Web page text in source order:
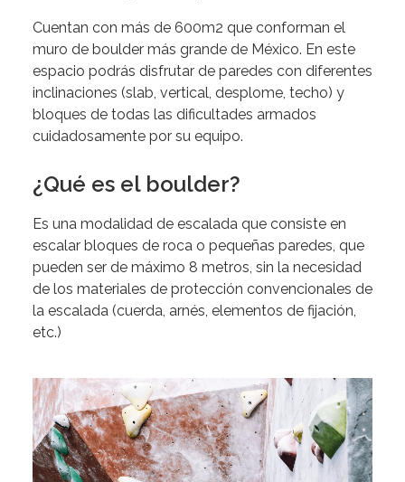
Cuentan con más de 600m2 que conforman el
muro de boulder más grande de México. En este
espacio podrás disfrutar de paredes con diferentes
inclinaciones (slab, vertical, desplome, techo) y
bloques de todas las dificultades armados
cuidadosamente por su equipo.
¿Qué es el boulder?
Es una modalidad de escalada que consiste en
escalar bloques de roca o pequeñas paredes, que
pueden ser de máximo 8 metros, sin la necesidad
de los materiales de protección convencionales de
la escalada (cuerda, arnés, elementos de fijación,
etc.)